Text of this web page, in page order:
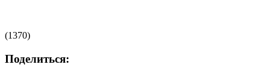
(1370)
Поделиться: